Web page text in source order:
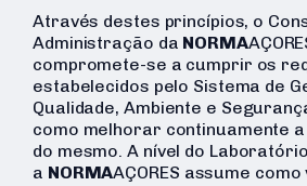
Através destes princípios, o
Administração da NORMA
compromete-se a cumprir os
estabelecidos pelo Sistema de
Qualidade, Ambiente e
como melhorar continuamente
do mesmo. A nível do
a NORMAAÇORES assume